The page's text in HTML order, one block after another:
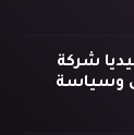
شركة
وسياسة